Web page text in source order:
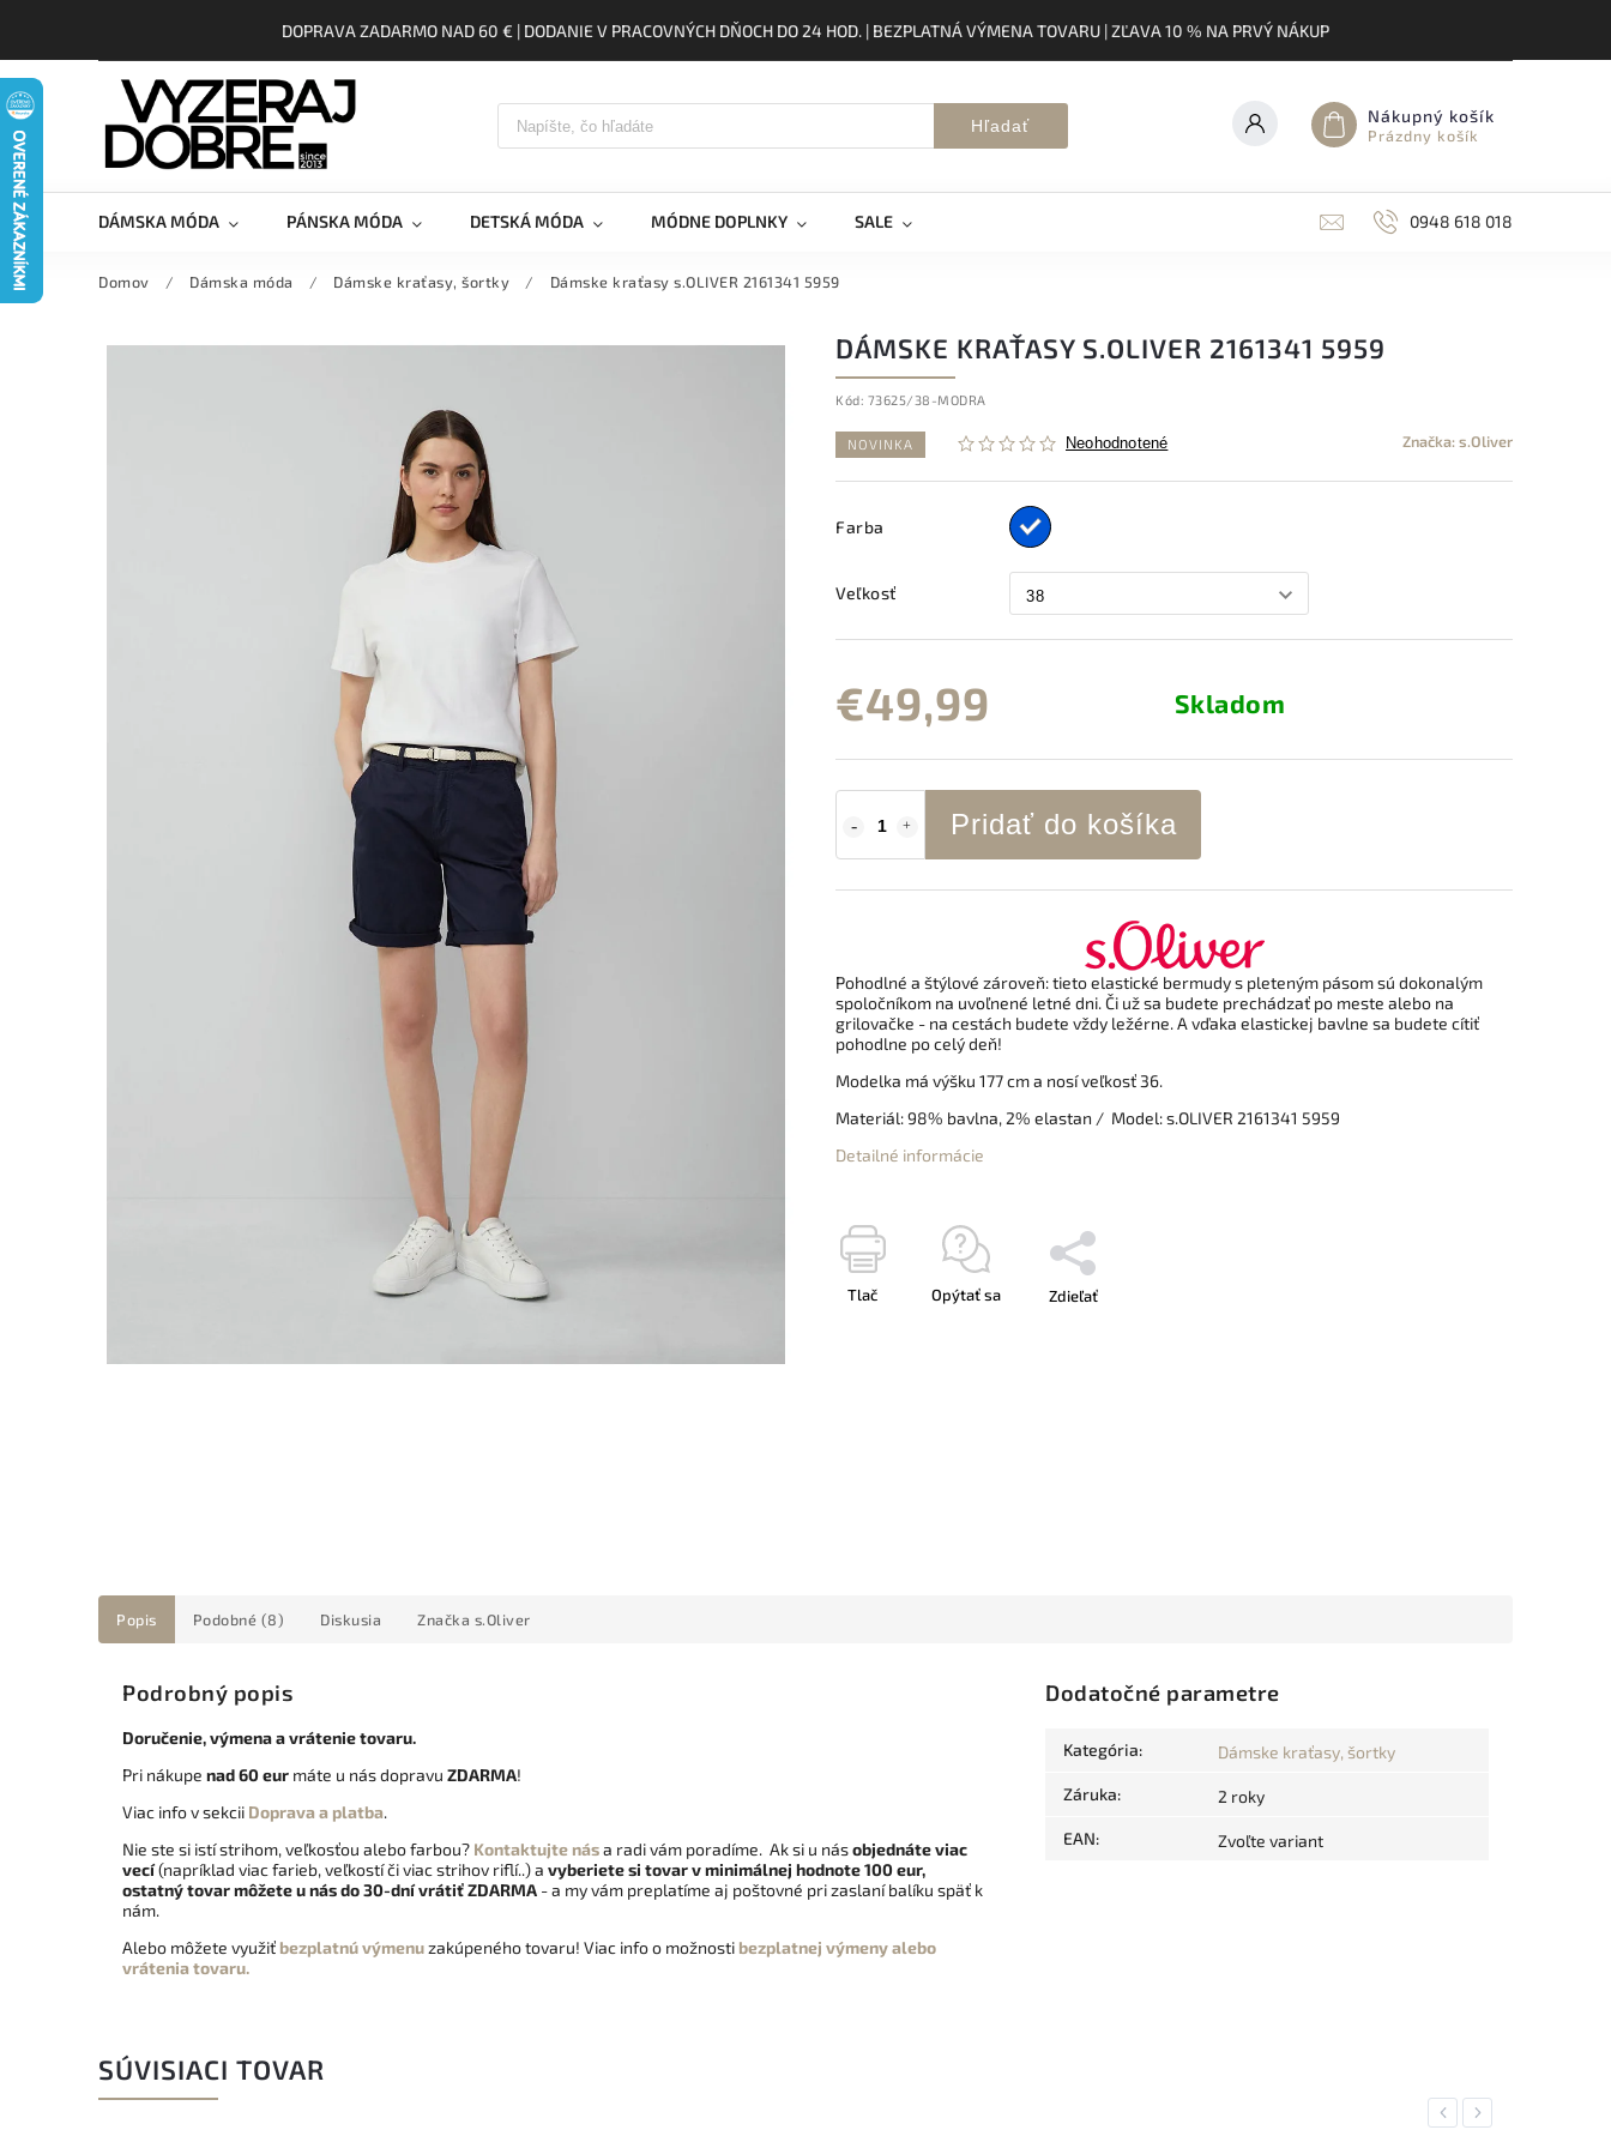
DOPRAVA ZADARMO NAD 60 € | DODANIE V PRACOVNÝCH DŇOCH DO 24 HOD. | BEZPLATNÁ VÝMENA TOVARU | ZĽAVA 10 % NA PRVÝ NÁKUP
Hľadať Nákupný košík
Prázdny košík
DÁMSKA MÓDA PÁNSKA MÓDA DETSKÁ MÓDA MÓDNE DOPLNKY SALE 0948 618 018
Domov / Dámska móda / Dámske kraťasy, šortky / Dámske kraťasy s.OLIVER 2161341 5959
DÁMSKE KRAŤASY S.OLIVER 2161341 5959
Kód: 73625/38-MODRA
NOVINKA Neohodnotené Značka:s.Oliver
Farba
Veľkosť
€49,99 Skladom
Pridať do košíka
Pohodlné a štýlové zároveň: tieto elastické bermudy s pleteným pásom sú dokonalým
spoločníkom na uvoľnené letné dni. Či už sa budete prechádzať po meste alebo na
grilovačke - na cestách budete vždy ležérne. A vďaka elastickej bavlne sa budete cítiť
pohodlne po celý deň!
Modelka má výšku 177 cm a nosí veľkosť 36.
Materiál: 98% bavlna, 2% elastan / Model: s.OLIVER 2161341 5959
Detailné informácie
Tlač Opýtať sa Zdieľať
Popis Podobné (8) Diskusia Značka s.Oliver
Podrobný popis
Doručenie, výmena a vrátenie tovaru.
Pri nákupe nad 60 eur máte u nás dopravu ZDARMA!
Viac info v sekcii Doprava a platba.
Nie ste si istí strihom, veľkosťou alebo farbou? Kontaktujte nása radi vám poradíme. Ak si u násobjednáte viac
vecí(napríklad viac farieb, veľkostí či viac strihov riflí..) a vyberiete si tovar v minimálnej hodnote 100 eur,
ostatný tovar môžete u nás do 30-dní vrátiťZDARMA - a my vám preplatíme aj poštovné pri zaslaní balíku späť k
nám.
Alebo môžete využiť bezplatnú výmenuzakúpeného tovaru! Viac info o možnosti bezplatnej výmeny alebo
vrátenia tovaru.
Dodatočné parametre
Kategória: Dámske kraťasy, šortky
Záruka: 2 roky
EAN: Zvoľte variant
SÚVISIACI TOVAR
Previous
Next